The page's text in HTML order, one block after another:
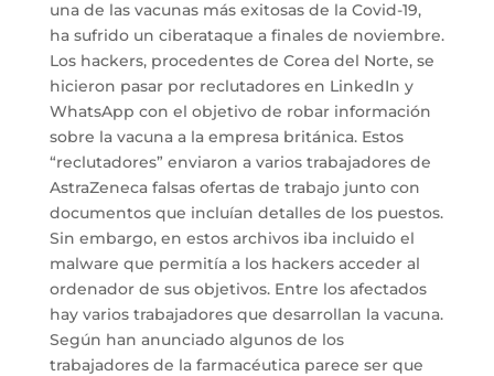
una de las vacunas más exitosas de la Covid-19,
ha sufrido un ciberataque a finales de noviembre.
Los hackers, procedentes de Corea del Norte, se
hicieron pasar por reclutadores en LinkedIn y
WhatsApp con el objetivo de robar información
sobre la vacuna a la empresa británica. Estos
“reclutadores” enviaron a varios trabajadores de
AstraZeneca falsas ofertas de trabajo junto con
documentos que incluían detalles de los puestos.
Sin embargo, en estos archivos iba incluido el
malware que permitía a los hackers acceder al
ordenador de sus objetivos. Entre los afectados
hay varios trabajadores que desarrollan la vacuna.
Según han anunciado algunos de los
trabajadores de la farmacéutica parece ser que